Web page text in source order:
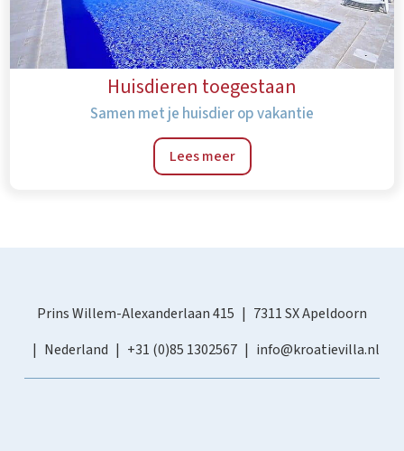
Huisdieren toegestaan
Samen met je huisdier op vakantie
Lees meer
Prins Willem-Alexanderlaan 415
7311 SX Apeldoorn
Nederland
+31 (0)85 1302567 info@kroatievilla.nl